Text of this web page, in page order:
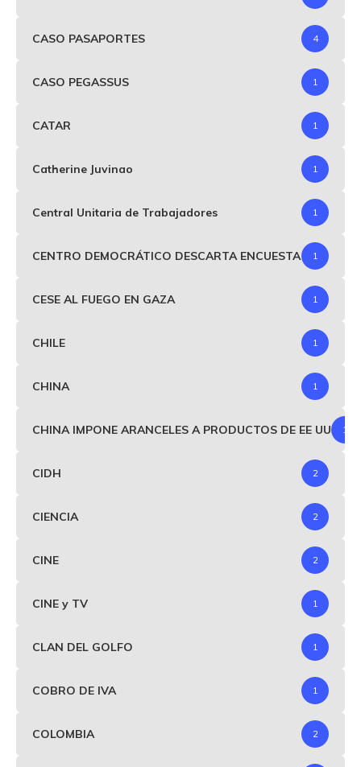
CASO PASAPORTES 4
CASO PEGASSUS 1
CATAR 1
Catherine Juvinao 1
Central Unitaria de Trabajadores 1
CENTRO DEMOCRÁTICO DESCARTA ENCUESTA 1
CESE AL FUEGO EN GAZA 1
CHILE 1
CHINA 1
CHINA IMPONE ARANCELES A PRODUCTOS DE EE UU 1
CIDH 2
CIENCIA 2
CINE 2
CINE y TV 1
CLAN DEL GOLFO 1
COBRO DE IVA 1
COLOMBIA 2